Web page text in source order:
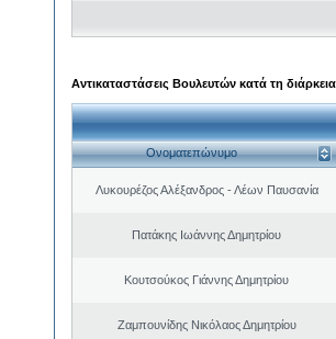
Αντικαταστάσεις Βουλευτών κατά τη
Ονοματεπώνυμο
Λυκουρέζος Αλέξανδρος - Λέων Παυσανία
Πατάκης Ιωάννης Δημητρίου
Κουτσούκος Γιάννης Δημητρίου
Ζαμπουνίδης Νικόλαος Δημητρίου